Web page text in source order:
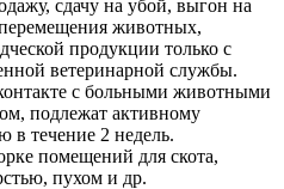
сдачу на убой, выгон на
животных,
продукции только с
ветеринарной службы.
с больными животными
подлежат активному
в течение 2 недель.
помещений для скота,
пухом и др.